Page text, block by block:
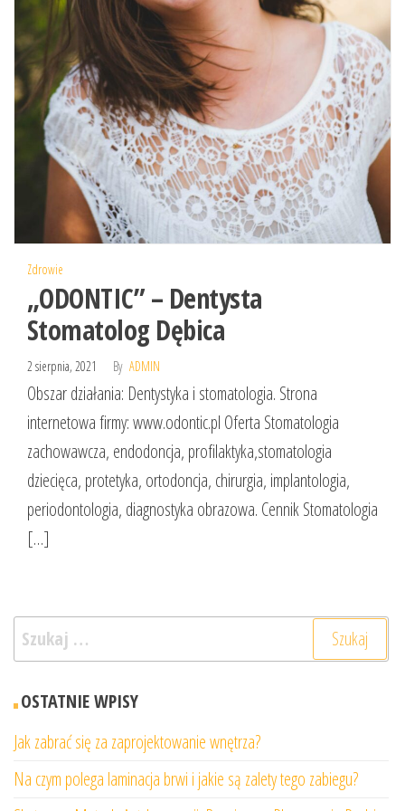
Zdrowie
„ODONTIC” – Dentysta
Stomatolog Dębica
2 sierpnia, 2021 By ADMIN
Obszar działania: Dentystyka i stomatologia. Strona
internetowa firmy: www.odontic.pl Oferta Stomatologia
zachowawcza, endodoncja, profilaktyka,stomatologia
dziecięca, protetyka, ortodoncja, chirurgia, implantologia,
periodontologia, diagnostyka obrazowa. Cennik Stomatologia
[…]
Szukaj:
OSTATNIE WPISY
Jak zabrać się za zaprojektowanie wnętrza?
Na czym polega laminacja brwi i jakie są zalety tego zabiegu?